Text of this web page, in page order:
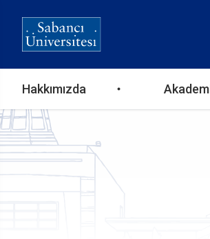
Ana
gezinti
menüsü
Hakkımızda